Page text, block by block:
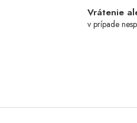
Vrátenie
v prípade